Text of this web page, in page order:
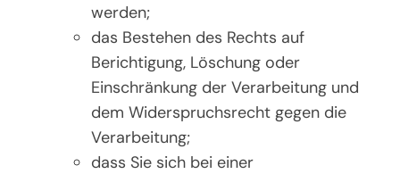
werden;
das Bestehen des Rechts auf
Berichtigung, Löschung oder
Einschränkung der Verarbeitung und
dem Widerspruchsrecht gegen die
Verarbeitung;
dass Sie sich bei einer